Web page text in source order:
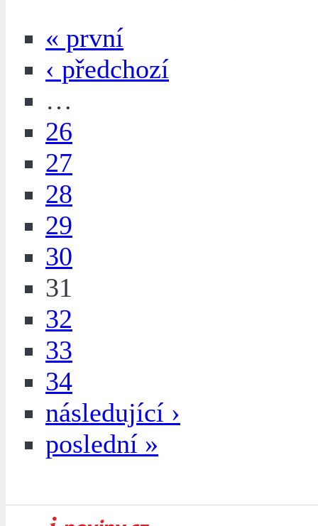
« první
‹ předchozí
…
26
27
28
29
30
31
32
33
34
následující ›
poslední »